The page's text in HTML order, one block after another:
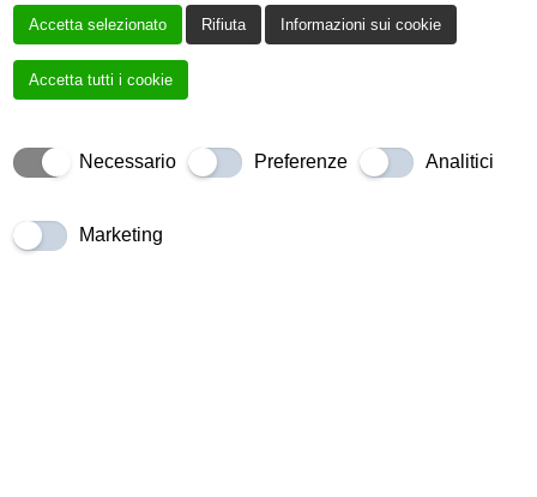
comprendere al meglio la gestione degli spazi, la costruzione
direttamente sul terreno destinato ad accogliere la struttura
prefabbricata.
attività potete contattarci sul nostro numero di telefono oppure
Accetta selezionato Rifiuta Informazioni sui cookie
Accetta tutti i cookie
Necessario Preferenze Analitici
Marketing